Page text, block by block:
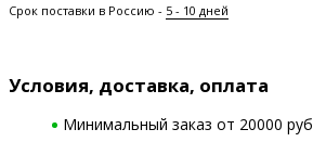
Срок поставки в Россию - 5 - 10 дней
Условия, доставка, оплата
Минимальный заказ от 20000 руб